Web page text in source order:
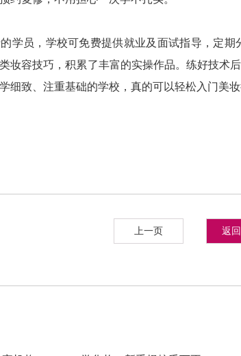
学员，学校可免费提供就业及面试指导，定
妆容技巧，积累了丰富的实操作品。练好技术
细致、注重基础的学校，真的可以轻松入门美妆
上一页 返